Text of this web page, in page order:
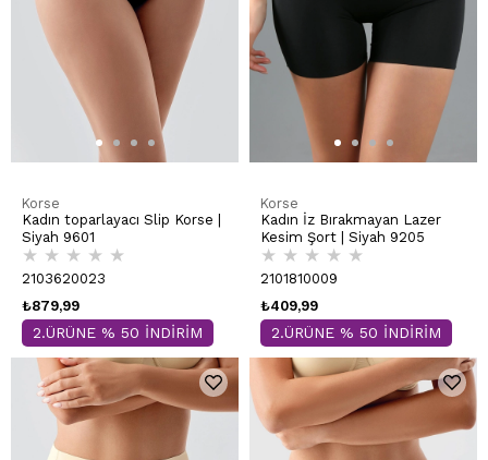
Korse
Kadın toparlayacı Slip Korse |
Siyah 9601
★ ★ ★ ★ ★
2103620023
₺879,99
2.ÜRÜNE % 50 İNDİRİM
Korse
Kadın İz Bırakmayan Lazer
Kesim Şort | Siyah 9205
★ ★ ★ ★ ★
2101810009
₺409,99
2.ÜRÜNE % 50 İNDİRİM